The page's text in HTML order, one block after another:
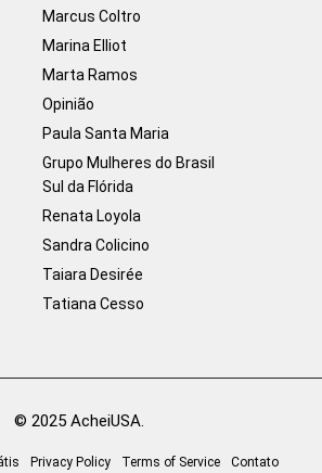
Marcus Coltro
Marina Elliot
Marta Ramos
Opinião
Paula Santa Maria
Grupo Mulheres do Brasil
Sul da Flórida
Renata Loyola
Sandra Colicino
Taiara Desirée
Tatiana Cesso
© 2025 AcheiUSA.
Privacy Policy Terms of Service Contato